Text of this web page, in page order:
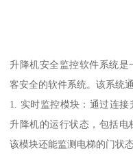
升降机安全监控软件系统
客安全的软件系统。该系统
1. 实时监控模块：通过连
升降机的运行状态，包括电
该模块还能监测电梯的门状